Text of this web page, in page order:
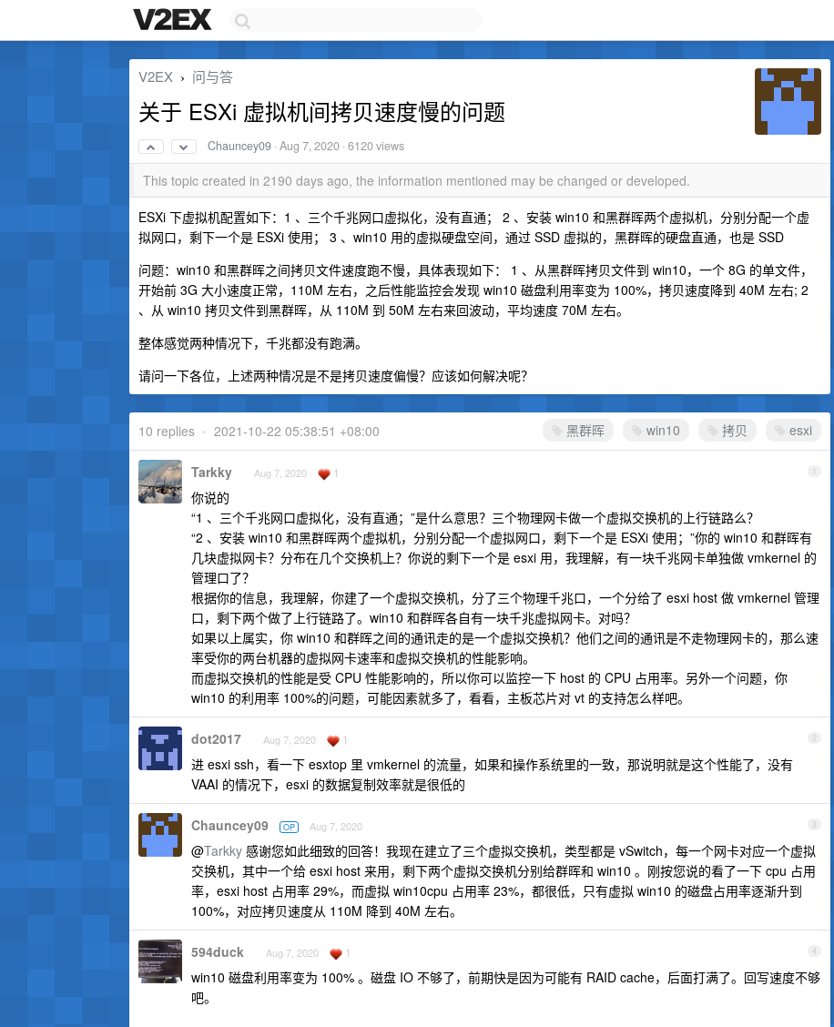
V2EX › 问与答
关于 ESXi 虚拟机间拷贝速度慢的问题
Chauncey09 ·Aug 7, 2020 · 6120 views
This topic created in 2190 days ago, the information mentioned may be changed or developed.
ESXi 下虚拟机配置如下：1 、三个千兆网口虚拟化，没有直通； 2 、安装 win10 和黑群晖两个虚拟机，分别分配一个虚
拟网口，剩下一个是 ESXi 使用； 3 、win10 用的虚拟硬盘空间，通过 SSD 虚拟的，黑群晖的硬盘直通，也是 SSD
问题：win10 和黑群晖之间拷贝文件速度跑不慢，具体表现如下： 1 、从黑群晖拷贝文件到 win10，一个 8G 的单文件，
开始前 3G 大小速度正常，110M 左右，之后性能监控会发现 win10 磁盘利用率变为 100%，拷贝速度降到 40M 左右; 2
、从 win10 拷贝文件到黑群晖，从 110M 到 50M 左右来回波动，平均速度 70M 左右。
整体感觉两种情况下，千兆都没有跑满。
请问一下各位，上述两种情况是不是拷贝速度偏慢？应该如何解决呢？
黑群晖 win10 拷贝 esxi
10 replies • 2021-10-22 05:38:51 +08:00
1
Tarkky Aug 7, 2020 1
你说的
“1 、三个千兆网口虚拟化，没有直通；”是什么意思？三个物理网卡做一个虚拟交换机的上行链路么？
“2 、安装 win10 和黑群晖两个虚拟机，分别分配一个虚拟网口，剩下一个是 ESXi 使用；”你的 win10 和群晖有
几块虚拟网卡？分布在几个交换机上？你说的剩下一个是 esxi 用，我理解，有一块千兆网卡单独做 vmkernel 的
管理口了？
根据你的信息，我理解，你建了一个虚拟交换机，分了三个物理千兆口，一个分给了 esxi host 做 vmkernel 管理
口，剩下两个做了上行链路了。win10 和群晖各自有一块千兆虚拟网卡。对吗？
如果以上属实，你 win10 和群晖之间的通讯走的是一个虚拟交换机？他们之间的通讯是不走物理网卡的，那么速
率受你的两台机器的虚拟网卡速率和虚拟交换机的性能影响。
而虚拟交换机的性能是受 CPU 性能影响的，所以你可以监控一下 host 的 CPU 占用率。另外一个问题，你
win10 的利用率 100%的问题，可能因素就多了，看看，主板芯片对 vt 的支持怎么样吧。
2
dot2017 Aug 7, 2020 1
进 esxi ssh，看一下 esxtop 里 vmkernel 的流量，如果和操作系统里的一致，那说明就是这个性能了，没有
VAAI 的情况下，esxi 的数据复制效率就是很低的
3
Chauncey09 OP Aug 7, 2020
@Tarkky 感谢您如此细致的回答！我现在建立了三个虚拟交换机，类型都是 vSwitch，每一个网卡对应一个虚拟
交换机，其中一个给 esxi host 来用，剩下两个虚拟交换机分别给群晖和 win10 。刚按您说的看了一下 cpu 占用
率，esxi host 占用率 29%，而虚拟 win10cpu 占用率 23%，都很低，只有虚拟 win10 的磁盘占用率逐渐升到
100%，对应拷贝速度从 110M 降到 40M 左右。
4
594duck Aug 7, 2020 1
win10 磁盘利用率变为 100% 。磁盘 IO 不够了，前期快是因为可能有 RAID cache，后面打满了。回写速度不够
吧。